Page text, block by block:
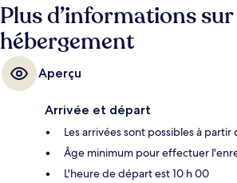
Plus d’informations
hébergement
Aperçu
Arrivée et départ
Les arrivées sont possibles à partir
Âge minimum pour effectuer
L'heure de départ est 10 h 00